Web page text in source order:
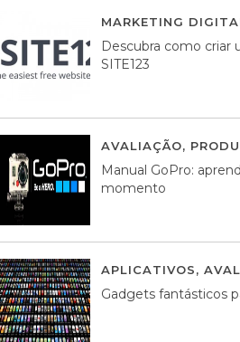
MARKETING
Descubra como
SITE123
AVALIAÇÃO,
Manual GoPro:
momento
APLICATIVOS,
Gadgets fantásticos